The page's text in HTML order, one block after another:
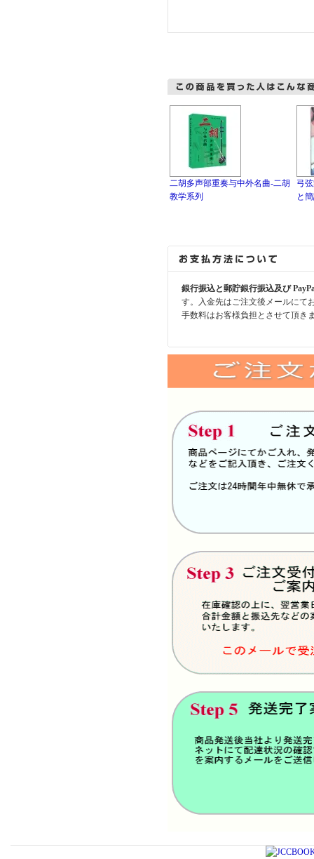
二胡多声部重奏与中外名曲-二胡
教学系列
弓
と
銀行振込と郵貯銀行振込及び
す。入金先はご注文後メールにて
手数料はお客様負担とさせて頂き